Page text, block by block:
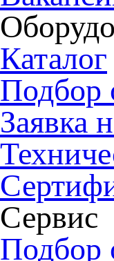
Каталог
Подбор
Заявка
Сервис
Подбор